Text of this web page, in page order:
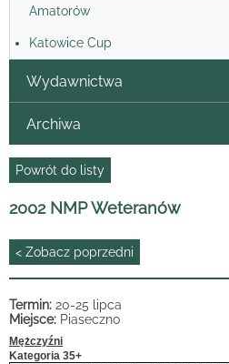
Amatorów
Katowice Cup
Wydawnictwa
Archiwa
Powrót do listy
2002 NMP Weteranów
< Zobacz poprzedni
Termin: 20-25 lipca
Miejsce: Piaseczno
Mężczyźni
Kategoria 35+